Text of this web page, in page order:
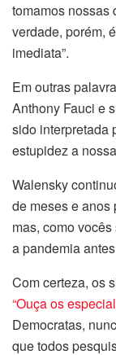
tomamos nossas
verdade, porém,
imediata”.
Em outras
Anthony Fauci e
sido interpretada
estupidez a
Walensky
de meses e anos
mas, como
a pandemia
Com certeza, os
“Ouça os
Democratas,
que todos